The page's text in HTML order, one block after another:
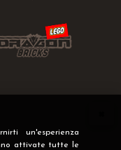
un'esperienza
attivate tutte le